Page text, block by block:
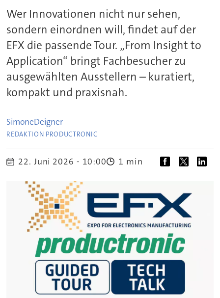
Wer Innovationen nicht nur sehen,
sondern einordnen will, findet auf der
EFX die passende Tour. „From Insight to
Application“ bringt Fachbesucher zu
ausgewählten Ausstellern – kuratiert,
kompakt und praxisnah.
SimoneDeigner
REDAKTION PRODUCTRONIC
22. Juni 2026 - 10:00 1 min